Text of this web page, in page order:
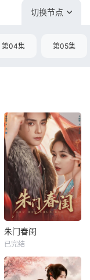
切换节点
第04集 第05集
朱门春闺
已完结